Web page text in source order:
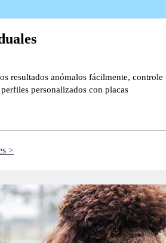
resultados anómalos fácilmente, controle
personalizados con placas